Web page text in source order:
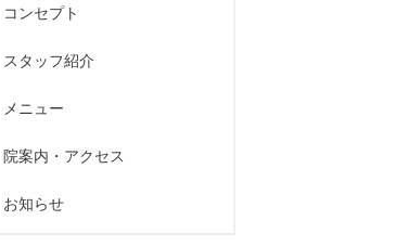
コンセプト
スタッフ紹介
メニュー
院案内・アクセス
お知らせ